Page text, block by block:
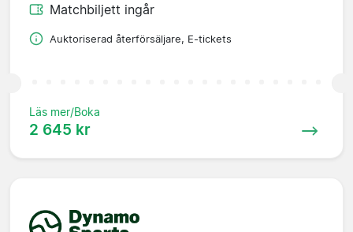
Matchbiljett ingår
Auktoriserad återförsäljare, E-tickets
Läs mer/Boka
2 645 kr